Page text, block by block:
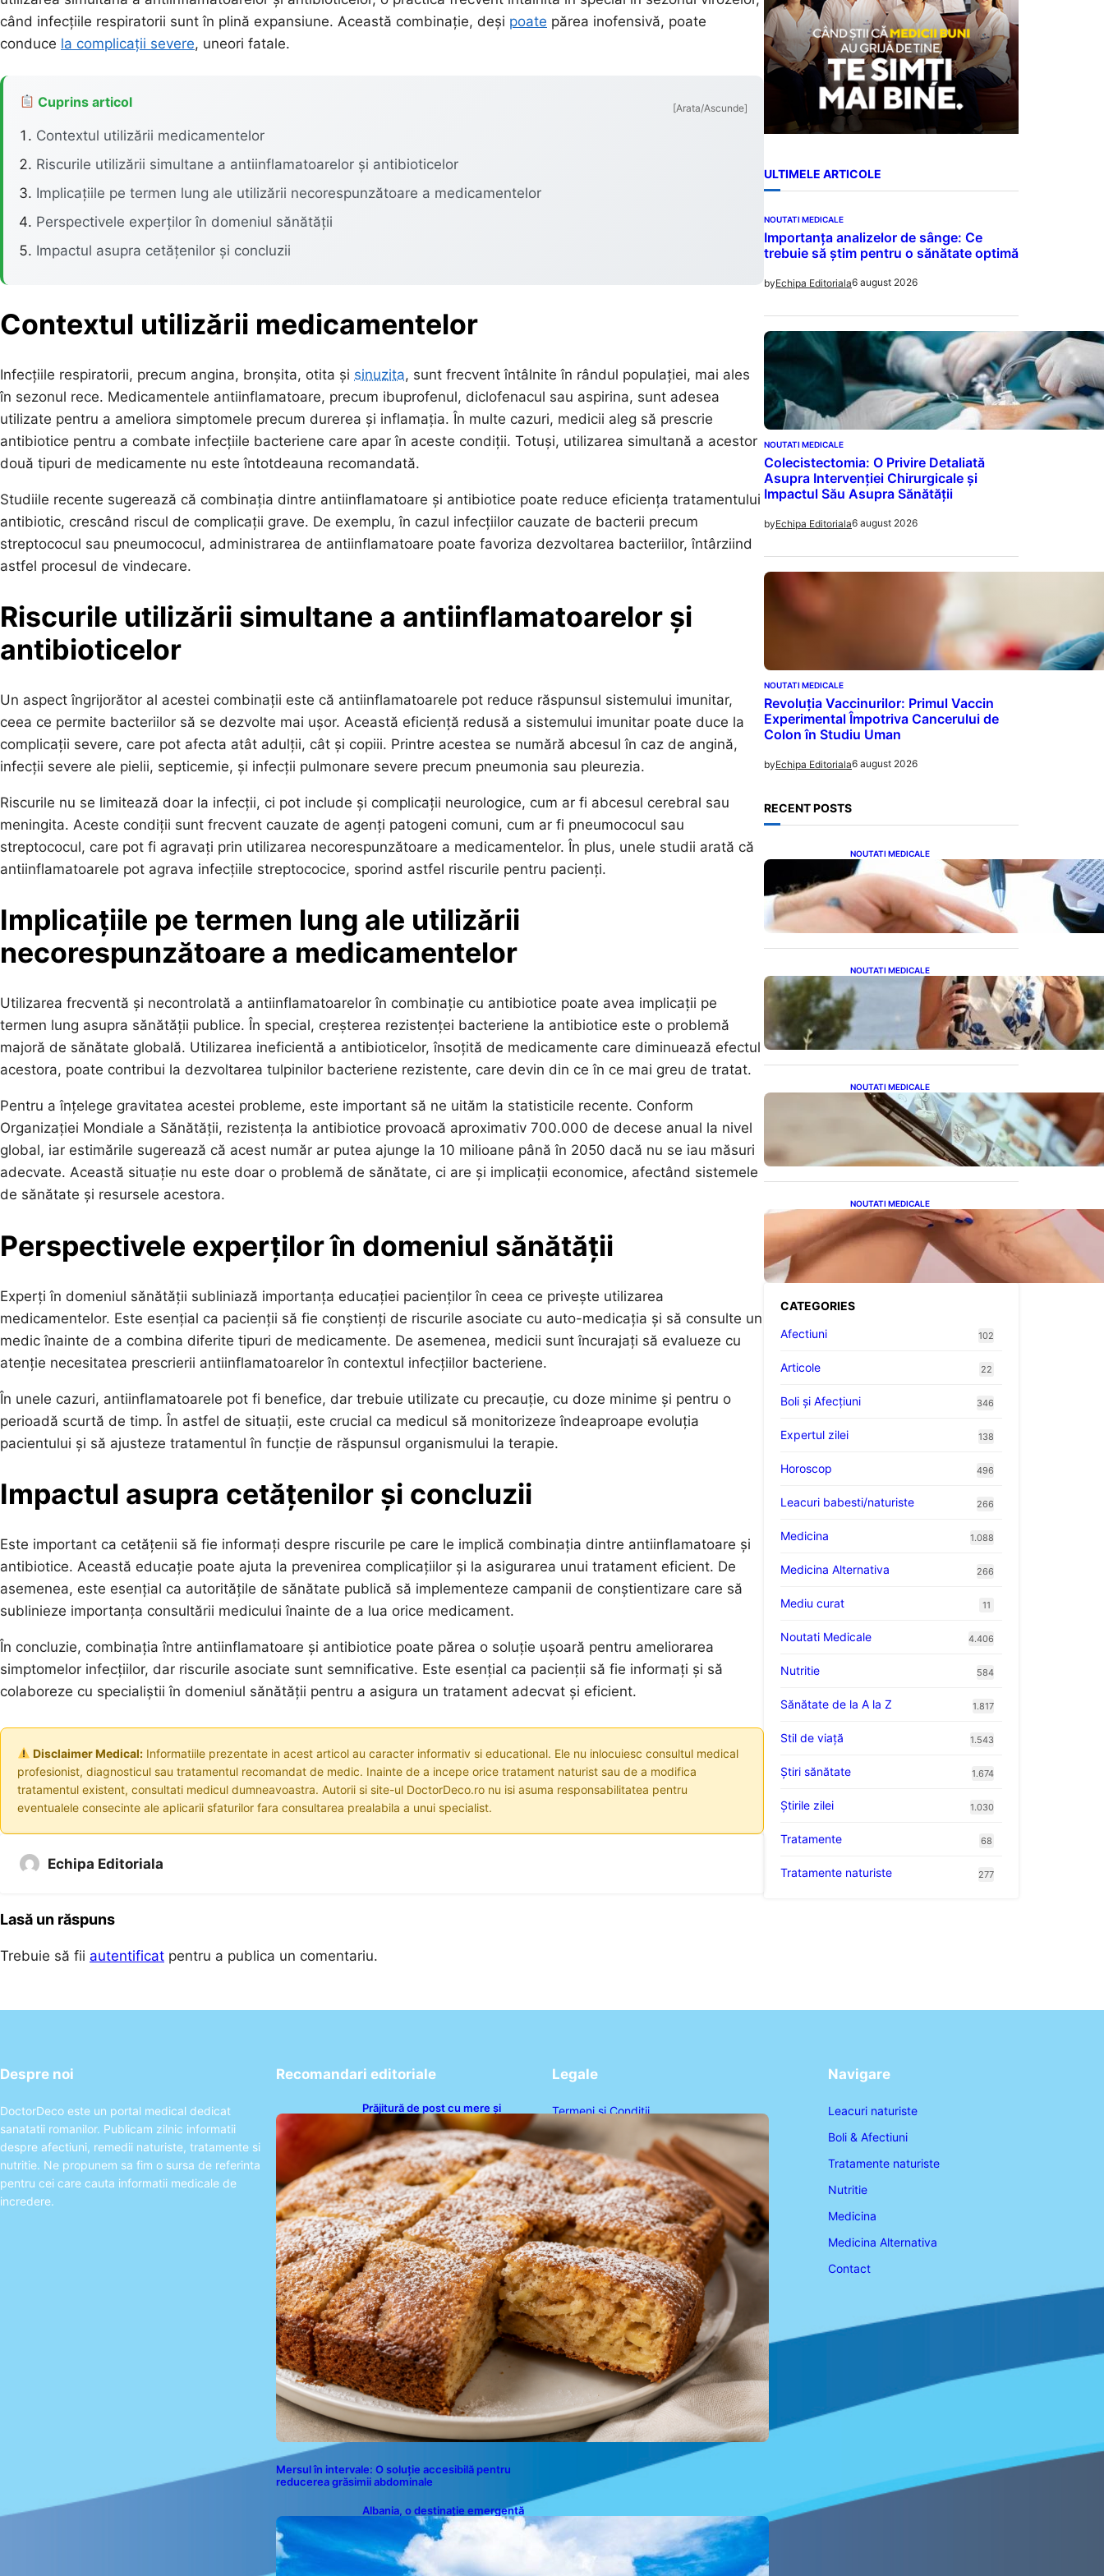
când infecțiile respiratorii sunt în plină expansiune. Această combinație, deși poate părea inofensivă, poate
conduce la complicații severe, uneori fatale.
Cuprins articol [Arata/Ascunde]
Contextul utilizării medicamentelor
Riscurile utilizării simultane a antiinflamatoarelor și antibioticelor
Implicațiile pe termen lung ale utilizării necorespunzătoare a medicamentelor
Perspectivele experților în domeniul sănătății
Impactul asupra cetățenilor și concluzii
Contextul utilizării medicamentelor
Infecțiile respiratorii, precum angina, bronșita, otita și sinuzita, sunt frecvent întâlnite în rândul populației, mai ales
în sezonul rece. Medicamentele antiinflamatoare, precum ibuprofenul, diclofenacul sau aspirina, sunt adesea
utilizate pentru a ameliora simptomele precum durerea și inflamația. În multe cazuri, medicii aleg să prescrie
antibiotice pentru a combate infecțiile bacteriene care apar în aceste condiții. Totuși, utilizarea simultană a acestor
două tipuri de medicamente nu este întotdeauna recomandată.
Studiile recente sugerează că combinația dintre antiinflamatoare și antibiotice poate reduce eficiența tratamentului
antibiotic, crescând riscul de complicații grave. De exemplu, în cazul infecțiilor cauzate de bacterii precum
streptococul sau pneumococul, administrarea de antiinflamatoare poate favoriza dezvoltarea bacteriilor, întârziind
astfel procesul de vindecare.
Riscurile utilizării simultane a antiinflamatoarelor și
antibioticelor
Un aspect îngrijorător al acestei combinații este că antiinflamatoarele pot reduce răspunsul sistemului imunitar,
ceea ce permite bacteriilor să se dezvolte mai ușor. Această eficiență redusă a sistemului imunitar poate duce la
complicații severe, care pot afecta atât adulții, cât și copiii. Printre acestea se numără abcesul în caz de angină,
infecții severe ale pielii, septicemie, și infecții pulmonare severe precum pneumonia sau pleurezia.
Riscurile nu se limitează doar la infecții, ci pot include și complicații neurologice, cum ar fi abcesul cerebral sau
meningita. Aceste condiții sunt frecvent cauzate de agenți patogeni comuni, cum ar fi pneumococul sau
streptococul, care pot fi agravați prin utilizarea necorespunzătoare a medicamentelor. În plus, unele studii arată că
antiinflamatoarele pot agrava infecțiile streptococice, sporind astfel riscurile pentru pacienți.
Implicațiile pe termen lung ale utilizării
necorespunzătoare a medicamentelor
Utilizarea frecventă și necontrolată a antiinflamatoarelor în combinație cu antibiotice poate avea implicații pe
termen lung asupra sănătății publice. În special, creșterea rezistenței bacteriene la antibiotice este o problemă
majoră de sănătate globală. Utilizarea ineficientă a antibioticelor, însoțită de medicamente care diminuează efectul
acestora, poate contribui la dezvoltarea tulpinilor bacteriene rezistente, care devin din ce în ce mai greu de tratat.
Pentru a înțelege gravitatea acestei probleme, este important să ne uităm la statisticile recente. Conform
Organizației Mondiale a Sănătății, rezistența la antibiotice provoacă aproximativ 700.000 de decese anual la nivel
global, iar estimările sugerează că acest număr ar putea ajunge la 10 milioane până în 2050 dacă nu se iau măsuri
adecvate. Această situație nu este doar o problemă de sănătate, ci are și implicații economice, afectând sistemele
de sănătate și resursele acestora.
Perspectivele experților în domeniul sănătății
Experți în domeniul sănătății subliniază importanța educației pacienților în ceea ce privește utilizarea
medicamentelor. Este esențial ca pacienții să fie conștienți de riscurile asociate cu auto-medicația și să consulte un
medic înainte de a combina diferite tipuri de medicamente. De asemenea, medicii sunt încurajați să evalueze cu
atenție necesitatea prescrierii antiinflamatoarelor în contextul infecțiilor bacteriene.
În unele cazuri, antiinflamatoarele pot fi benefice, dar trebuie utilizate cu precauție, cu doze minime și pentru o
perioadă scurtă de timp. În astfel de situații, este crucial ca medicul să monitorizeze îndeaproape evoluția
pacientului și să ajusteze tratamentul în funcție de răspunsul organismului la terapie.
Impactul asupra cetățenilor și concluzii
Este important ca cetățenii să fie informați despre riscurile pe care le implică combinația dintre antiinflamatoare și
antibiotice. Această educație poate ajuta la prevenirea complicațiilor și la asigurarea unui tratament eficient. De
asemenea, este esențial ca autoritățile de sănătate publică să implementeze campanii de conștientizare care să
sublinieze importanța consultării medicului înainte de a lua orice medicament.
În concluzie, combinația între antiinflamatoare și antibiotice poate părea o soluție ușoară pentru ameliorarea
simptomelor infecțiilor, dar riscurile asociate sunt semnificative. Este esențial ca pacienții să fie informați și să
colaboreze cu specialiștii în domeniul sănătății pentru a asigura un tratament adecvat și eficient.
Disclaimer Medical:Informatiile prezentate in acest articol au caracter informativ si educational. Ele nu inlocuiesc consultul medical
profesionist, diagnosticul sau tratamentul recomandat de medic. Inainte de a incepe orice tratament naturist sau de a modifica
tratamentul existent, consultati medicul dumneavoastra. Autorii si site-ul DoctorDeco.ro nu isi asuma responsabilitatea pentru
eventualele consecinte ale aplicarii sfaturilor fara consultarea prealabila a unui specialist.
Echipa Editoriala
Lasă un răspuns
Trebuie să fii autentificat pentru a publica un comentariu.
ULTIMELE ARTICOLE
NOUTATI MEDICALE
Importanța analizelor de sânge: Ce
trebuie să știm pentru o sănătate optimă
byEchipa Editoriala6 august 2026
NOUTATI MEDICALE
Colecistectomia: O Privire Detaliată
Asupra Intervenției Chirurgicale și
Impactul Său Asupra Sănătății
byEchipa Editoriala6 august 2026
NOUTATI MEDICALE
Revoluția Vaccinurilor: Primul Vaccin
Experimental Împotriva Cancerului de
Colon în Studiu Uman
byEchipa Editoriala6 august 2026
RECENT POSTS
NOUTATI MEDICALE
Acordul României cu Banca
Mondială: O Analiză
Detaliată a Împrumutului și
Condițiilor Impuse
NOUTATI MEDICALE
Nașterea prințesei Eugenie
la Lisabona: O alegere plină
de semnificație pentru
familia regală britanică
NOUTATI MEDICALE
Revoluția Bateriilor pentru
Telefoane: Avantaje,
Provocări și Viitorul
Tehnologiei Energetice
NOUTATI MEDICALE
Varicele și Umflarea
Picioarelor pe Caniculă:
Înțelegerea Simptomelor și
Măsurilor de Prevenție
CATEGORIES
Afectiuni
102
Articole 22
Boli și Afecțiuni 346
Expertul zilei 138
Horoscop 496
Leacuri babesti/naturiste 266
Medicina 1.088
Medicina Alternativa 266
Mediu curat 11
Noutati Medicale 4.406
Nutritie 584
Sănătate de la A la Z 1.817
Stil de viaţă 1.543
Ştiri sănătate 1.674
Știrile zilei 1.030
Tratamente 68
Tratamente naturiste 277
Despre noi
DoctorDeco este un portal medical dedicat
sanatatii romanilor. Publicam zilnic informatii
despre afectiuni, remedii naturiste, tratamente si
nutritie. Ne propunem sa fim o sursa de referinta
pentru cei care cauta informatii medicale de
incredere.
Recomandari editoriale
Prăjitură de post cu mere și
scorțișoară: O Delicatesă Dulce
pentru Postul Adormirii Maicii
Domnului
Mersul în intervale: O soluție accesibilă pentru
reducerea grăsimii abdominale
Albania, o destinație emergentă
pentru români: plaje spectaculoase,
ape turcoaz și prețuri accesibile
Legale
Termeni și Condiții
Politica de Confidențialitate
Politica de Cookies
Disclaimer
Contact
Navigare
Leacuri naturiste
Boli & Afectiuni
Tratamente naturiste
Nutritie
Medicina
Medicina Alternativa
Contact